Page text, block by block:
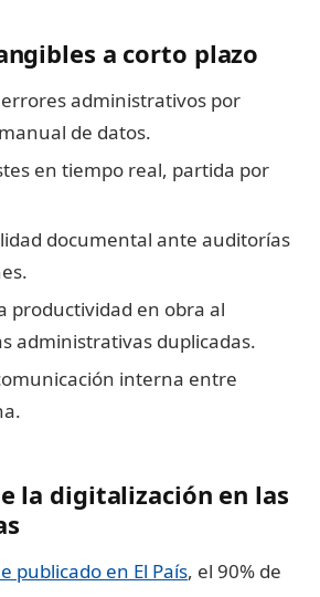
a corto plazo
administrativos por
de datos.
en tiempo real, partida por
documental ante auditorías
productividad en obra al
administrativas duplicadas.
interna entre
la digitalización en las
publicado en El País, el 90% de